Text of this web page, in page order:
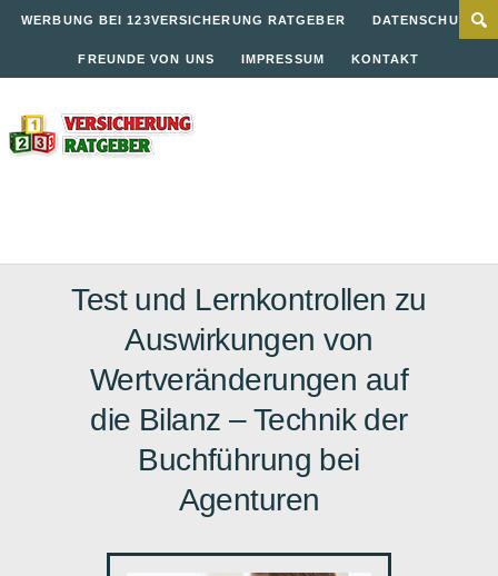
WERBUNG BEI 123VERSICHERUNG RATGEBER DATENSCHUTZ
FREUNDE VON UNS IMPRESSUM KONTAKT
Test und Lernkontrollen zu
Auswirkungen von
Wertveränderungen auf
die Bilanz – Technik der
Buchführung bei
Agenturen